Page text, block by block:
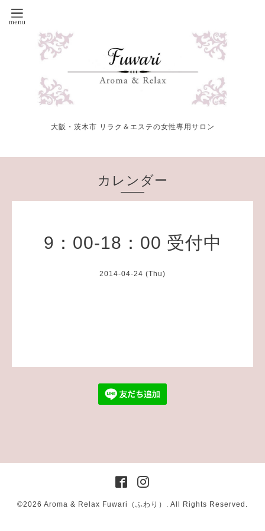
大阪・茨木市 リラク＆エステの女性専用サロン
カレンダー
9：00-18：00 受付中
2014-04-24 (Thu)
©2026 Aroma & Relax Fuwari（ふわり） . All Rights Reserved.